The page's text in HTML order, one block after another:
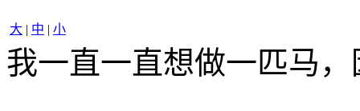
大 | 中 | 小
我一直一直想做一匹马